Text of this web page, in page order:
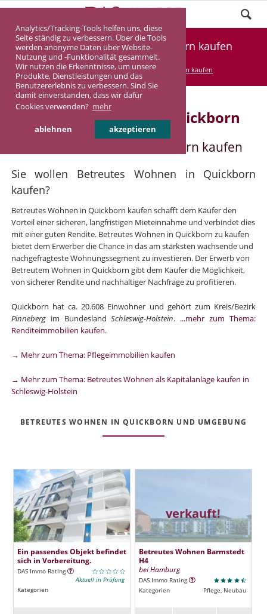
Analytics/Tracking-Tools helfen uns, diese
Seite ständig zu verbessern. Über die Tools
werden anonyme Daten über Website-
Nutzung und -Funktionalität gesammelt.
Wir nutzen die Erkenntnisse, um unsere
Produkte, Dienstleistungen und das
Benutzererlebnis zu verbessern. Sind Sie
damit einverstanden, dass wir dafür
Cookies verwenden? mehr
ablehnen akzeptieren
Betreutes Wohnen in Quickborn kaufen
DASINVEST Service Betreutes Wohnen kaufen
Betreutes Wohnen in Quickborn
Betreutes Wohnen in Quickborn kaufen
Sie wollen Betreutes Wohnen in Quickborn
kaufen?
Betreutes Wohnen in Quickborn kaufen schafft dem Käufer den
Vorteil einer sicheren, langfristigen Mieteinnahme und verbindet dies
mit einer guten Rendite. Betreutes Wohnen in Quickborn zu kaufen
bietet dem Erwerber die Chance in das am stärksten wachsende und
nachgefragteste Wohnungssegment zu investieren. Der Erwerb von
Betreutem Wohnen in Quickborn gibt dem Käufer die Möglichkeit,
von sicherer Rendite und nachhaltiger Nachfrage zu profitieren.
Quickborn hat ca. 20.608 Einwohner und gehört zum Kreis/Bezirk
Pinnebergim BundeslandSchleswig-Holstein. ...mehr zum Thema:
Renditeimmobilien kaufen.
→ Mehr zum Thema: Pflegeimmobilien kaufen
→ Mehr zum Thema: Betreutes Wohnen als Kapitalanlage kaufen in
Schleswig-Holstein
BETREUTES WOHNEN IN QUICKBORN UND UMGEBUNG
Ein passendes Objekt befindet
sich in Vorbereitung.
DAS Immo Rating
Aktuell in Prüfung
Kategorien
verkauft!
Betreutes Wohnen Barmstedt
H4
bei Hamburg
DAS Immo Rating
Kategorien
Pflege, Neubau